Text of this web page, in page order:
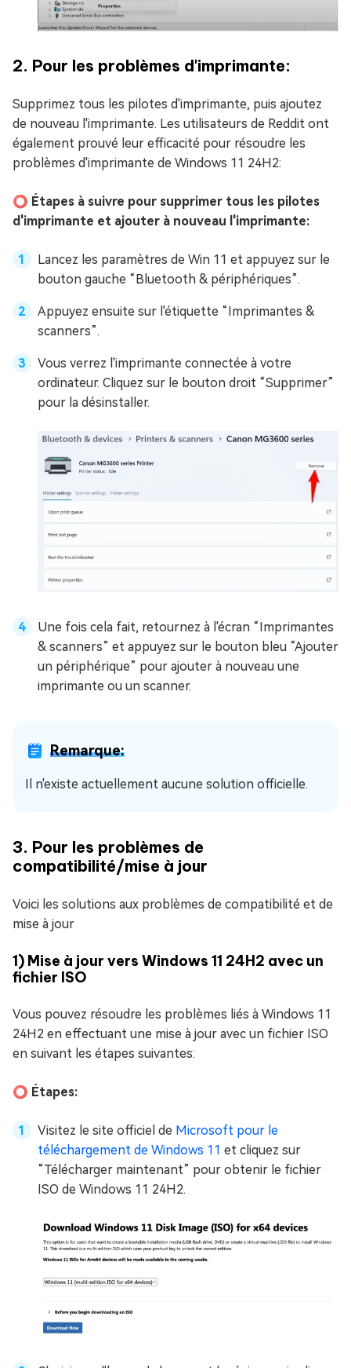
2. Pour les problèmes d'imprimante:
Supprimez tous les pilotes d'imprimante, puis ajoutez
de nouveau l'imprimante. Les utilisateurs de Reddit ont
également prouvé leur efficacité pour résoudre les
problèmes d'imprimante de Windows 11 24H2:
⭕ Étapes à suivre pour supprimer tous les pilotes
d'imprimante et ajouter à nouveau l'imprimante:
Lancez les paramètres de Win 11 et appuyez sur le
bouton gauche “Bluetooth & périphériques”.
Appuyez ensuite sur l'étiquette “Imprimantes &
scanners”.
Vous verrez l'imprimante connectée à votre
ordinateur. Cliquez sur le bouton droit “Supprimer”
pour la désinstaller.
Une fois cela fait, retournez à l'écran “Imprimantes
& scanners” et appuyez sur le bouton bleu “Ajouter
un périphérique” pour ajouter à nouveau une
imprimante ou un scanner.
Remarque:
Il n'existe actuellement aucune solution officielle.
3. Pour les problèmes de
compatibilité/mise à jour
Voici les solutions aux problèmes de compatibilité et de
mise à jour
1) Mise à jour vers Windows 11 24H2 avec un
fichier ISO
Vous pouvez résoudre les problèmes liés à Windows 11
24H2 en effectuant une mise à jour avec un fichier ISO
en suivant les étapes suivantes:
⭕ Étapes:
Visitez le site officiel de Microsoft pour le
téléchargement de Windows 11 et cliquez sur
“Télécharger maintenant” pour obtenir le fichier
ISO de Windows 11 24H2.